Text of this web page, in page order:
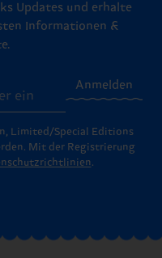
Updates und erhalte
Informationen &
Anmelden
Limited/Special Editions
Mit der Registrierung
.